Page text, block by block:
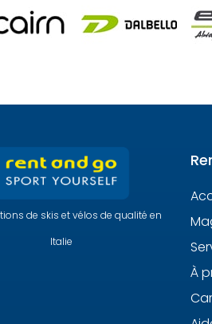
de skis et vélos de qualité en
Italie
À